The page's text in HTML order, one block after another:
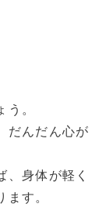
。
だんだん心が
、身体が軽く
す。